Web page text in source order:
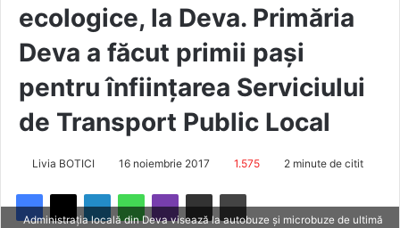
ecologice, la Deva. Primăria
Deva a făcut primii pași
pentru înființarea Serviciului
de Transport Public Local
Livia BOTICI 16 noiembrie 2017 1.575 2 minute de citit
Administrația locală din Deva visează la autobuze și microbuze de ultimă